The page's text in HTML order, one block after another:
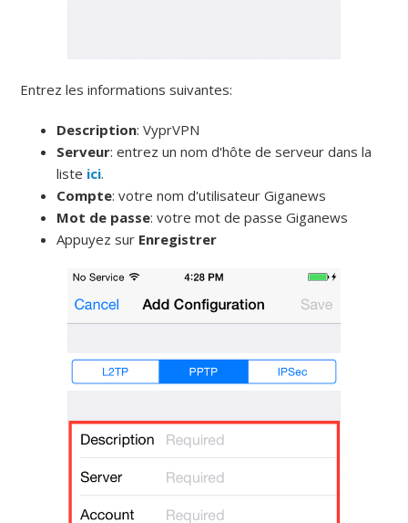
Entrez les informations suivantes:
Description: VyprVPN
Serveur: entrez un nom d'hôte de serveur dans la
liste ici.
Compte: votre nom d'utilisateur Giganews
Mot de passe: votre mot de passe Giganews
Appuyez sur Enregistrer